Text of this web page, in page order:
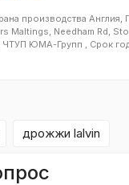
производства Англия,
Maltings, Needham Rd,
ЧТУП ЮМА-Групп , Срок
дрожжи lalvin